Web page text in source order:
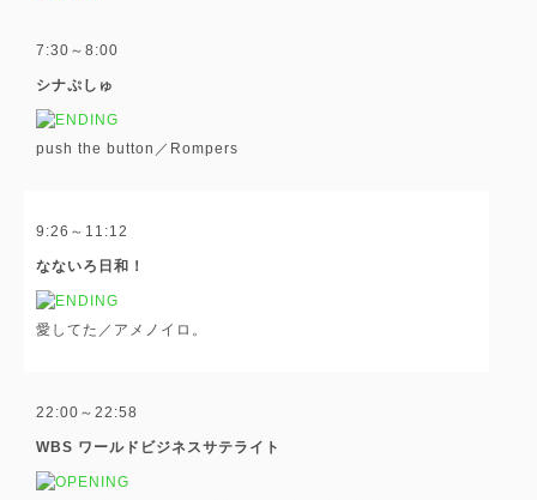
7:30～8:00
シナぷしゅ
push the button／Rompers
9:26～11:12
なないろ日和！
愛してた／アメノイロ。
22:00～22:58
WBS ワールドビジネスサテライト